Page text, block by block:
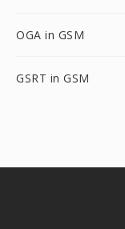
OGA in GSM
GSRT in GSM